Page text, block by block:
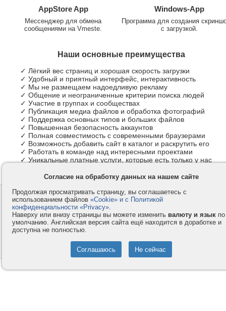
AppStore App
Мессенджер для обмена
сообщениями на Vmeste.
Windows-App
Программа для создания
с загрузкой.
Наши основные преимущества
✓ Лёгкий вес страниц и хорошая скорость загрузки
✓ Удобный и приятный интерфейс, интерактивность
✓ Мы не размещаем надоедливую рекламу
✓ Общение и неограниченные критерии поиска людей
✓ Участие в группах и сообществах
✓ Публикация медиа файлов и обработка фотографий
✓ Поддержка основных типов и больших файлов
✓ Повышенная безопасность аккаунтов
✓ Полная совместимость с современными браузерами
✓ Возможность добавить сайт в каталог и раскрутить его
✓ Работать в команде над интересными проектами
✓ Уникальные платные услуги, которые есть только у нас
Контакты
Компания
Privacy и Cookie
Услуги
Как оплатить
Помощь
© 2008-2026
- Все права защищены.
Согласие на обработку данных на нашем сайте
Продолжая просматривать страницу, вы соглашаетесь с
использованием файлов «Cookie» и с Политикой
конфиденциальности «Privacy».
Наверху или внизу страницы вы можете изменить валюту и язык по
умолчанию. Английская версия сайта ещё находится в доработке и
доступна не полностью.